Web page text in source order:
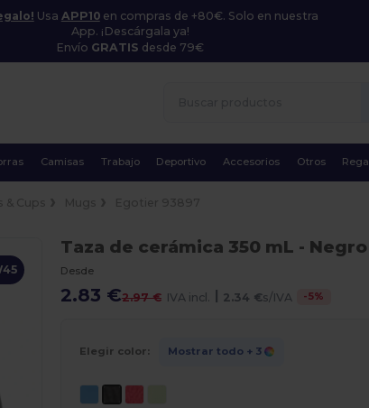
Usa APP10en compras de +80€. Solo en nuestra
App. ¡Descárgala ya!
Envío GRATIS desde 79€
Camisas Trabajo Deportivo Accesorios Otros
Taza de cerámica 350 mL - Negro
Desde
2.83 €2.97 € IVA incl. | 2.34 €s/IVA -5%
Elegir color: Mostrar todo + 3